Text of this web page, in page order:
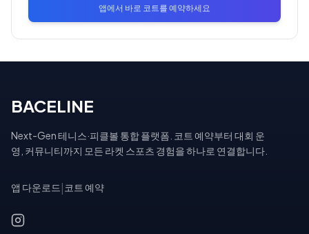
앱에서 바로 코트를 예약하세요
BACELINE
Next-Gen 테니스·피클볼 통합 플랫폼. 코트 예약부터 대회 운
영, 커뮤니티까지 모든 라켓 스포츠 경험을 하나로 연결합니다.
앱 다운로드 코트 예약